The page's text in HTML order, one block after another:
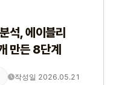
석, 에이블리
만든 8단계
작성일 2026.05.21